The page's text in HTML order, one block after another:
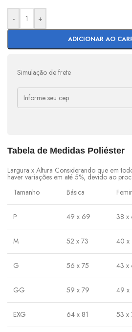
- +
ADICIONAR AO
Simulação de frete
Tabela de Medidas Poliéster
Largura x Altura Considerando que em
haver variações em até 5%, devido ao
Tamanho
Básica
P 49 x 69 38 x
M 52 x 73 40 x
G 56 x 75 43 x
GG 59 x 79 49 x
EXG 64 x 81 53 x